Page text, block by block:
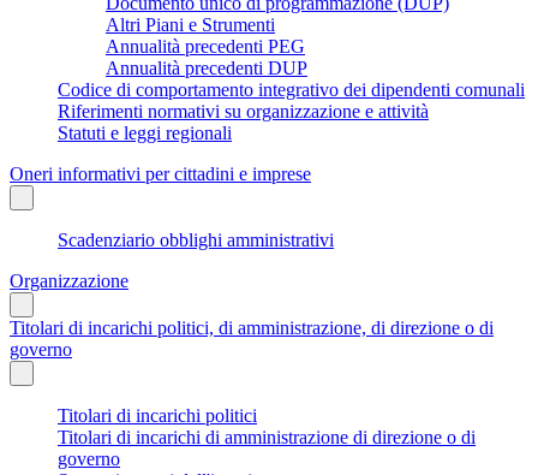
Altri Piani e Strumenti
Annualità precedenti PEG
Annualità precedenti DUP
Codice di comportamento integrativo dei dipendenti comunali
Riferimenti normativi su organizzazione e attività
Statuti e leggi regionali
Oneri informativi per cittadini e imprese
Scadenziario obblighi amministrativi
Organizzazione
Titolari di incarichi politici, di amministrazione, di direzione o di
governo
Titolari di incarichi politici
Titolari di incarichi di amministrazione di direzione o di
governo